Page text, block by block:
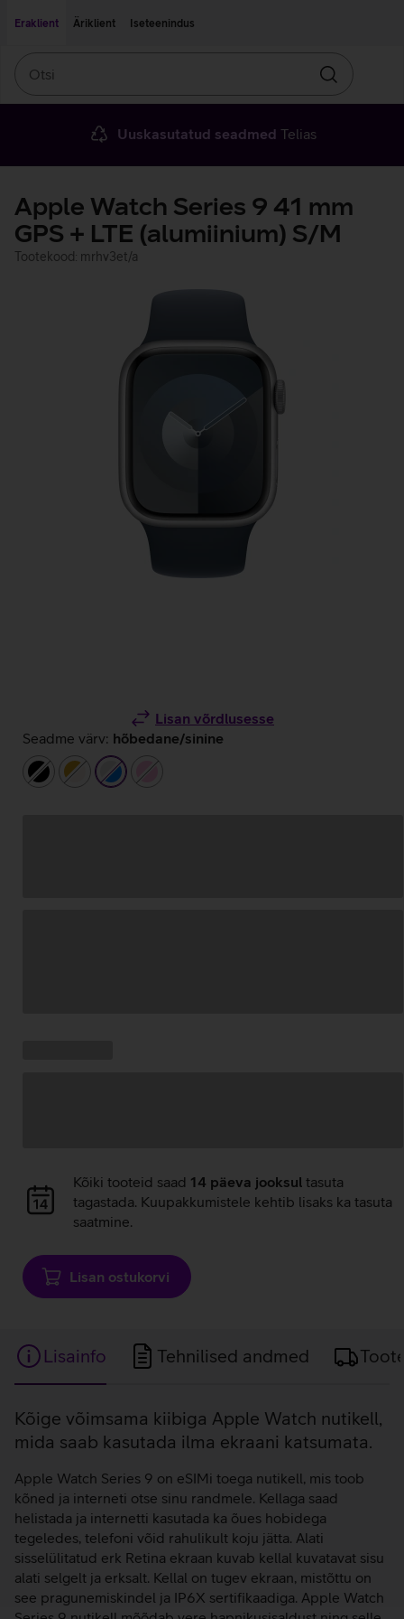
Eraklient
Äriklient Iseteenindus
Otsin
Uuskasutatud seadmed Telias
Apple Watch Series 9 41 mm
GPS + LTE (alumiinium) S/M
Tootekood: mrhv3et/a
Lisan võrdlusesse
Seadme värv: hõbedane/sinine
mustkuldne/beež
hõbedane/sinine
heleroosa
Andmete
laadimine
Kõiki tooteid saad 14 päeva jooksul tasuta
tagastada. Kuupakkumistele kehtib lisaks ka tasuta
saatmine.
Lisan ostukorvi
Lisainfo Tehnilised andmed
Lisainfo
Kõige võimsama kiibiga Apple Watch nutikell,
mida saab kasutada ilma ekraani katsumata.
Apple Watch Series 9 on eSIMi toega nutikell, mis toob
kõned ja interneti otse sinu randmele. Kellaga saad
helistada ja internetti kasutada ka õues hobidega
tegeledes, telefoni võid rahulikult koju jätta. Alati
sisselülitatud erk Retina ekraan kuvab kellal kuvatavat sisu
alati selgelt ja erksalt. Kellal on tugev ekraan, mistõttu on
see pragunemiskindel ja IP6X sertifikaadiga. Apple Watch